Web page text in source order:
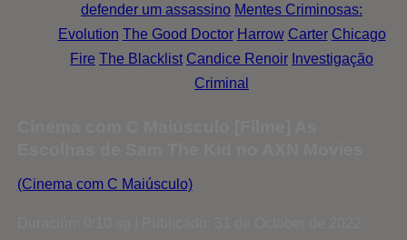
defender um assassino Mentes Criminosas:
Evolution The Good Doctor Harrow Carter Chicago
Fire The Blacklist Candice Renoir Investigação
Criminal
(Cinema com C Maiúsculo)